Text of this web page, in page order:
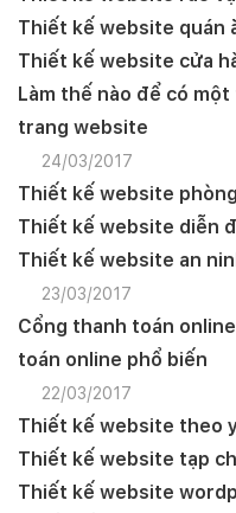
Thiết kế website quán
Thiết kế website cửa
Làm thế nào để có
trang website
24/03/2017
Thiết kế website
Thiết kế website diễn
Thiết kế website an
23/03/2017
Cổng thanh toán
toán online phổ biến
22/03/2017
Thiết kế website theo
Thiết kế website tạp
Thiết kế website